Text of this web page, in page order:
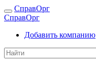
СправОрг
СправОрг
Добавить компанию